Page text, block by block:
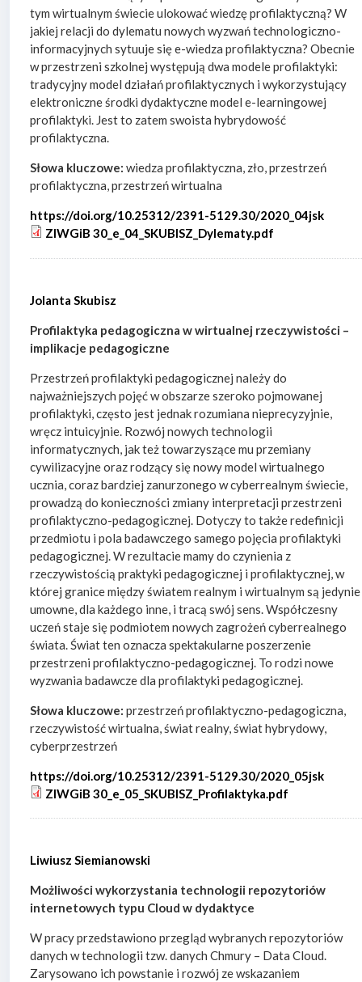
tym wirtualnym świecie ulokować wiedzę profilaktyczną? W
jakiej relacji do dylematu nowych wyzwań technologiczno-
informacyjnych sytuuje się e-wiedza profilaktyczna? Obecnie
w przestrzeni szkolnej występują dwa modele profilaktyki:
tradycyjny model działań profilaktycznych i wykorzystujący
elektroniczne środki dydaktyczne model e-learningowej
profilaktyki. Jest to zatem swoista hybrydowość
profilaktyczna.
Słowa kluczowe:wiedza profilaktyczna, zło, przestrzeń
profilaktyczna, przestrzeń wirtualna
https://doi.org/10.25312/2391-5129.30/2020_04jsk
ZIWGiB 30_e_04_SKUBISZ_Dylematy.pdf
Jolanta Skubisz
Profilaktyka pedagogiczna w wirtualnej rzeczywistości –
implikacje pedagogiczne
Przestrzeń profilaktyki pedagogicznej należy do
najważniejszych pojęć w obszarze szeroko pojmowanej
profilaktyki, często jest jednak rozumiana nieprecyzyjnie,
wręcz intuicyjnie. Rozwój nowych technologii
informatycznych, jak też towarzyszące mu przemiany
cywilizacyjne oraz rodzący się nowy model wirtualnego
ucznia, coraz bardziej zanurzonego w cyberrealnym świecie,
prowadzą do konieczności zmiany interpretacji przestrzeni
profilaktyczno-pedagogicznej. Dotyczy to także redefinicji
przedmiotu i pola badawczego samego pojęcia profilaktyki
pedagogicznej. W rezultacie mamy do czynienia z
rzeczywistością praktyki pedagogicznej i profilaktycznej, w
której granice między światem realnym i wirtualnym są jedynie
umowne, dla każdego inne, i tracą swój sens. Współczesny
uczeń staje się podmiotem nowych zagrożeń cyberrealnego
świata. Świat ten oznacza spektakularne poszerzenie
przestrzeni profilaktyczno-pedagogicznej. To rodzi nowe
wyzwania badawcze dla profilaktyki pedagogicznej.
Słowa kluczowe:przestrzeń profilaktyczno-pedagogiczna,
rzeczywistość wirtualna, świat realny, świat hybrydowy,
cyberprzestrzeń
https://doi.org/10.25312/2391-5129.30/2020_05jsk
ZIWGiB 30_e_05_SKUBISZ_Profilaktyka.pdf
Liwiusz Siemianowski
Możliwości wykorzystania technologii repozytoriów
internetowych typu Cloud w dydaktyce
W pracy przedstawiono przegląd wybranych repozytoriów
danych w technologii tzw. danych Chmury – Data Cloud.
Zarysowano ich powstanie i rozwój ze wskazaniem